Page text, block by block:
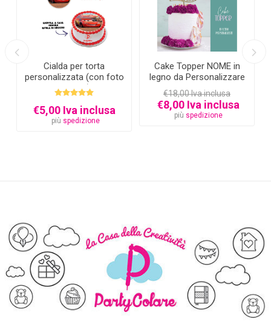
Cialda per torta
personalizzata (con foto
e testo)
€5,00 Iva inclusa
più spedizione
Cake Topper NOME in
legno da Personalizzare
€18,00 Iva inclusa
€8,00 Iva inclusa
più spedizione